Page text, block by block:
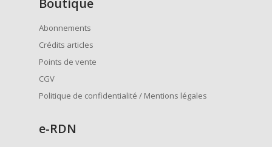
Boutique
Abonnements
Crédits articles
Points de vente
CGV
Politique de confidentialité / Mentions légales
e-RDN